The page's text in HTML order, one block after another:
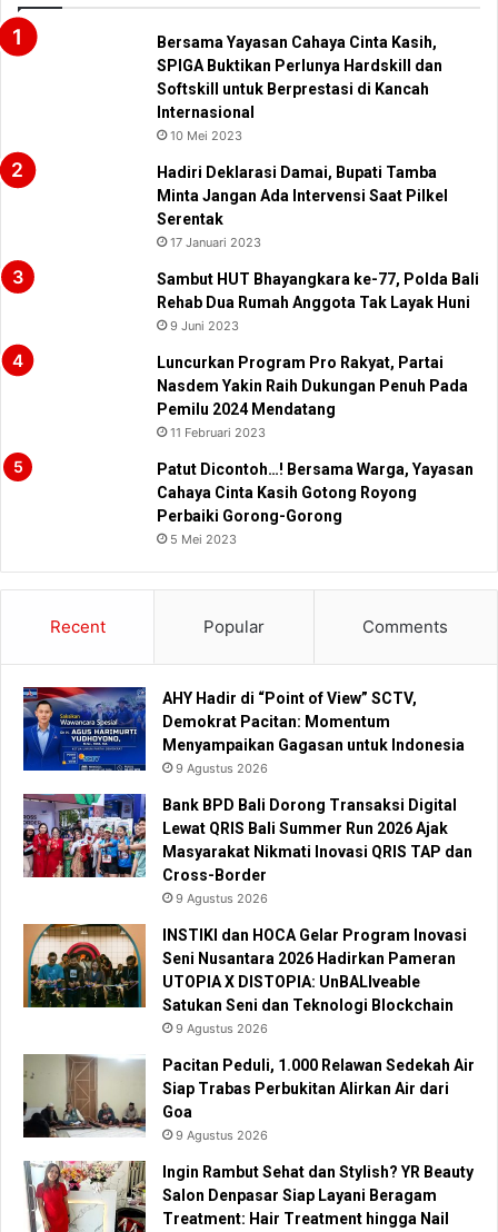
Bersama Yayasan Cahaya Cinta Kasih,
SPIGA Buktikan Perlunya Hardskill dan
Softskill untuk Berprestasi di Kancah
Internasional
10 Mei 2023
Hadiri Deklarasi Damai, Bupati Tamba
Minta Jangan Ada Intervensi Saat Pilkel
Serentak
17 Januari 2023
Sambut HUT Bhayangkara ke-77, Polda Bali
Rehab Dua Rumah Anggota Tak Layak Huni
9 Juni 2023
Luncurkan Program Pro Rakyat, Partai
Nasdem Yakin Raih Dukungan Penuh Pada
Pemilu 2024 Mendatang
11 Februari 2023
Patut Dicontoh…! Bersama Warga, Yayasan
Cahaya Cinta Kasih Gotong Royong
Perbaiki Gorong-Gorong
5 Mei 2023
Recent Popular Comments
AHY Hadir di “Point of View” SCTV,
Demokrat Pacitan: Momentum
Menyampaikan Gagasan untuk Indonesia
9 Agustus 2026
Bank BPD Bali Dorong Transaksi Digital
Lewat QRIS Bali Summer Run 2026 Ajak
Masyarakat Nikmati Inovasi QRIS TAP dan
Cross-Border
9 Agustus 2026
INSTIKI dan HOCA Gelar Program Inovasi
Seni Nusantara 2026 Hadirkan Pameran
UTOPIA X DISTOPIA: UnBALIveable
Satukan Seni dan Teknologi Blockchain
9 Agustus 2026
Pacitan Peduli, 1.000 Relawan Sedekah Air
Siap Trabas Perbukitan Alirkan Air dari
Goa
9 Agustus 2026
Ingin Rambut Sehat dan Stylish? YR Beauty
Salon Denpasar Siap Layani Beragam
Treatment: Hair Treatment hingga Nail